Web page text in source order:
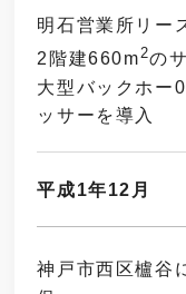
明石営業所リー
2階建660m2の
大型バックホー
ッサーを導入
平成1年12月
神戸市西区櫨谷